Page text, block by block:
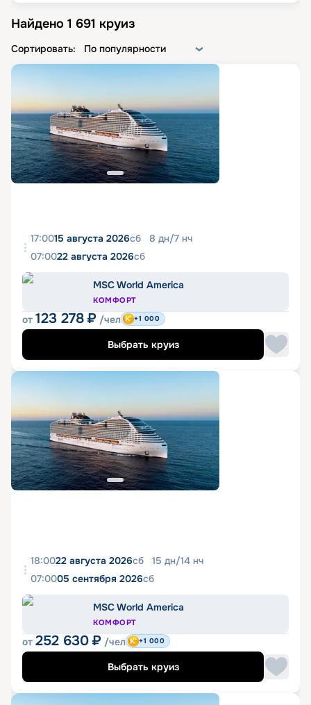
Найдено 1 691 круиз
Сортировать: По популярности
17:0015 августа 2026сб 8 дн/7 нч
07:0022 августа 2026сб
MSC World America
КОМФОРТ
от 123 278 ₽ /чел +1 000
Выбрать круиз
18:0022 августа 2026сб 15 дн/14 нч
07:0005 сентября 2026сб
MSC World America
КОМФОРТ
от 252 630 ₽ /чел +1 000
Выбрать круиз